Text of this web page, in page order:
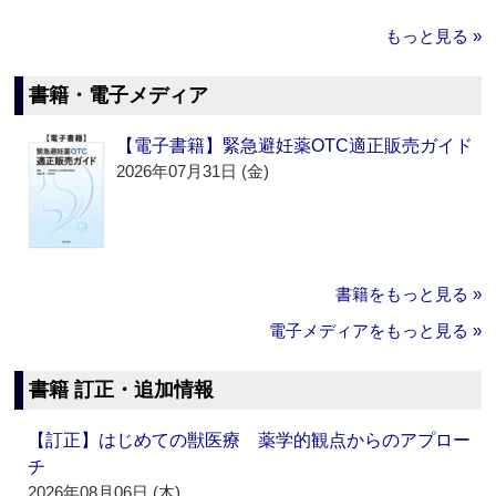
もっと見る »
書籍・電子メディア
【電子書籍】緊急避妊薬OTC適正販売ガイド
2026年07月31日 (金)
書籍をもっと見る »
電子メディアをもっと見る »
書籍 訂正・追加情報
【訂正】はじめての獣医療 薬学的観点からのアプロー
チ